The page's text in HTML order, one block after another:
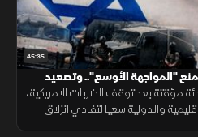
45:35
"المواجهة الأوسع".. وتصعيد
بعد توقف الضربات الامريكية،
والدولية سعيا لتفادي انزلاق